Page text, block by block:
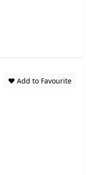
❤️ Add to Favourite